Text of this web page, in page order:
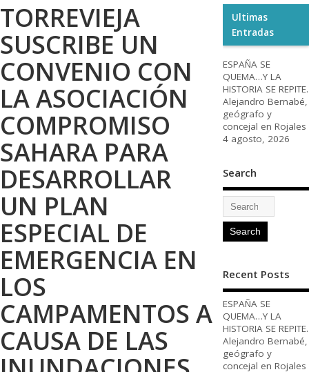
TORREVIEJA
SUSCRIBE UN
CONVENIO CON
LA ASOCIACIÓN
COMPROMISO
SAHARA PARA
DESARROLLAR
UN PLAN
ESPECIAL DE
EMERGENCIA EN
LOS
CAMPAMENTOS A
CAUSA DE LAS
Ultimas
Entradas
ESPAÑA SE
QUEMA…Y LA
HISTORIA SE REPITE.
Alejandro Bernabé,
geógrafo y
concejal en Rojales
4 agosto, 2026
Search
Recent Posts
ESPAÑA SE
QUEMA…Y LA
HISTORIA SE REPITE.
Alejandro Bernabé,
geógrafo y
concejal en Rojales